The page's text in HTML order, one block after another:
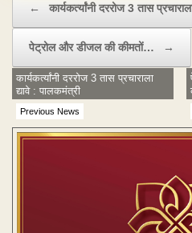
← कार्यकर्त्यांनी दररोज 3 तास
पेट्रोल और डीजल की कीमतों… →
Previous News
कार्यकर्त्यांनी दररोज 3 तास प्रचाराला
द्यावे : पालकमंत्री